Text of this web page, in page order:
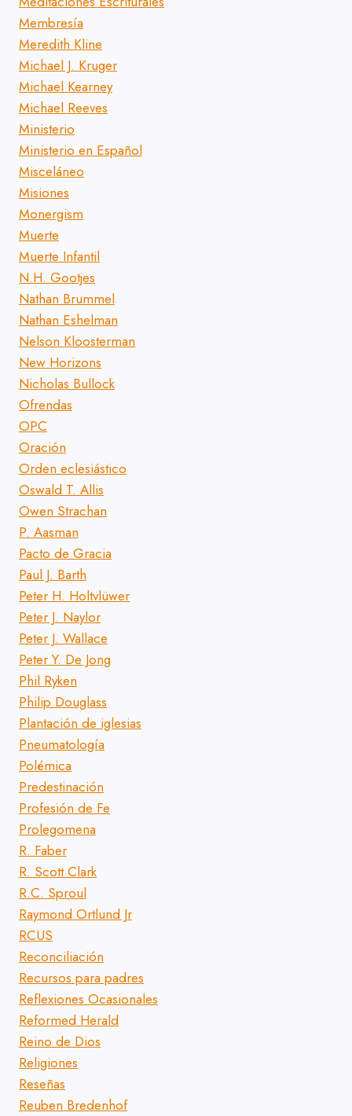
Membresía
Meredith Kline
Michael J. Kruger
Michael Kearney
Michael Reeves
Ministerio
Ministerio en Español
Misceláneo
Misiones
Monergism
Muerte
Muerte Infantil
N.H. Gootjes
Nathan Brummel
Nathan Eshelman
Nelson Kloosterman
New Horizons
Nicholas Bullock
Ofrendas
OPC
Oración
Orden eclesiástico
Oswald T. Allis
Owen Strachan
P. Aasman
Pacto de Gracia
Paul J. Barth
Peter H. Holtvlüwer
Peter J. Naylor
Peter J. Wallace
Peter Y. De Jong
Phil Ryken
Philip Douglass
Plantación de iglesias
Pneumatología
Polémica
Predestinación
Profesión de Fe
Prolegomena
R. Faber
R. Scott Clark
R.C. Sproul
Raymond Ortlund Jr
RCUS
Reconciliación
Recursos para padres
Reflexiones Ocasionales
Reformed Herald
Reino de Dios
Religiones
Reseñas
Reuben Bredenhof